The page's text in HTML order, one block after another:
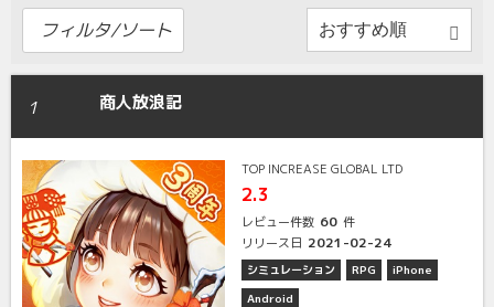
フィルタ/ソート
1 商人放浪記
TOP INCREASE GLOBAL LTD
2.3
レビュー件数 60 件
リリース日 2021-02-24
シミュレーション RPG
iPhone
Android